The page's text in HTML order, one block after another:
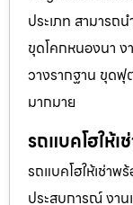
ประเภท สามารถ
ขุดโคกหนองนา
วางรากฐาน ขุด
มากมาย
รถแบคโฮให้
รถแบคโฮให้เช่า
ประสบการณ์ งาน